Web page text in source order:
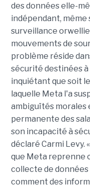
des données elle-
indépendant,
surveillance
mouvements de
problème réside
sécurité destinées à
inquiétant que soit
laquelle Meta l'a
ambiguïtés morales
permanente des
son incapacité à
déclaré Carmi Levy.
que Meta reprenne
collecte de données
comment des